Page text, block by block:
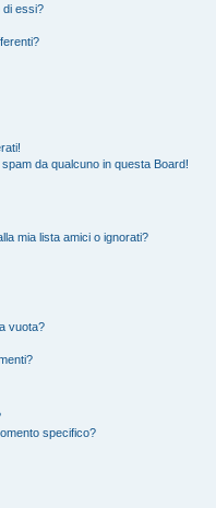
di essi?
da qualcuno in questa Board!
mia lista amici o ignorati?
vuota?
specifico?